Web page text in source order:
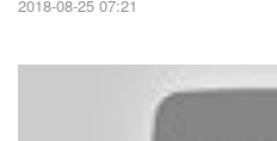
2018-08-25 07:21